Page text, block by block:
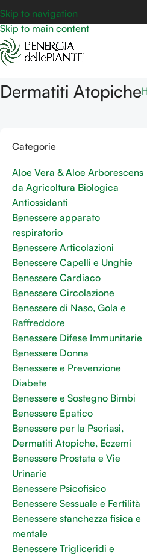
Skip to navigation
Skip to main content
Dermatiti Atopiche
Categorie
Aloe Vera & Aloe Arborescens
da Agricoltura Biologica
Antiossidanti
Benessere apparato
respiratorio
Benessere Articolazioni
Benessere Capelli e Unghie
Benessere Cardiaco
Benessere Circolazione
Benessere di Naso, Gola e
Raffreddore
Benessere Difese Immunitarie
Benessere Donna
Benessere e Prevenzione
Diabete
Benessere e Sostegno Bimbi
Benessere Epatico
Benessere per la Psoriasi,
Dermatiti Atopiche, Eczemi
Benessere Prostata e Vie
Urinarie
Benessere Psicofisico
Benessere Sessuale e Fertilità
Benessere stanchezza fisica e
mentale
Benessere Trigliceridi e